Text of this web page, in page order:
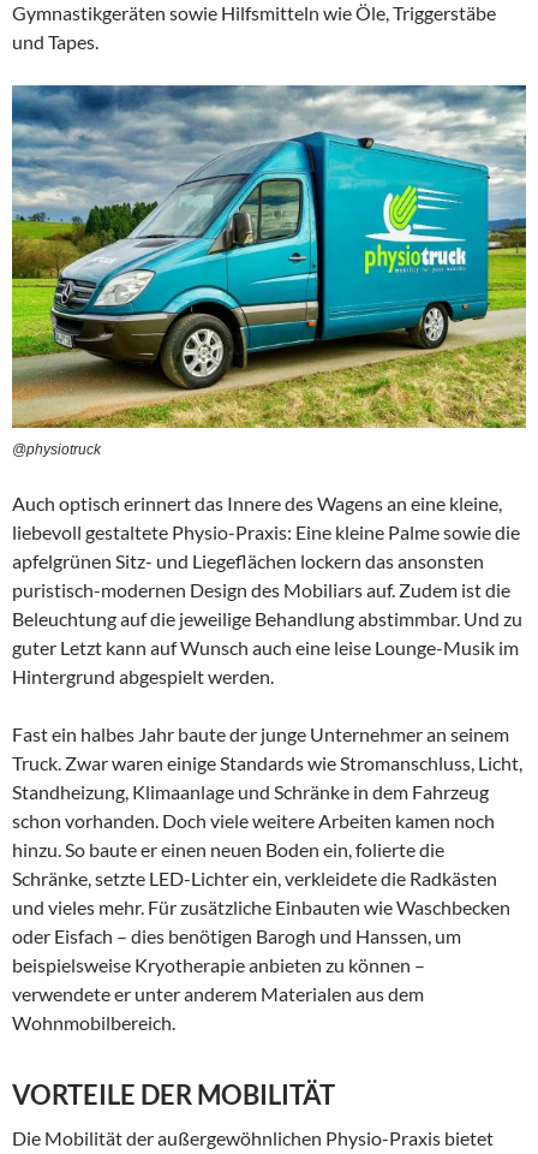
Gymnastikgeräten sowie Hilfsmitteln wie Öle, Triggerstäbe
und Tapes.
@physiotruck
Auch optisch erinnert das Innere des Wagens an eine kleine,
liebevoll gestaltete Physio-Praxis: Eine kleine Palme sowie die
apfelgrünen Sitz- und Liegeflächen lockern das ansonsten
puristisch-modernen Design des Mobiliars auf. Zudem ist die
Beleuchtung auf die jeweilige Behandlung abstimmbar. Und zu
guter Letzt kann auf Wunsch auch eine leise Lounge-Musik im
Hintergrund abgespielt werden.
Fast ein halbes Jahr baute der junge Unternehmer an seinem
Truck. Zwar waren einige Standards wie Stromanschluss, Licht,
Standheizung, Klimaanlage und Schränke in dem Fahrzeug
schon vorhanden. Doch viele weitere Arbeiten kamen noch
hinzu. So baute er einen neuen Boden ein, folierte die
Schränke, setzte LED-Lichter ein, verkleidete die Radkästen
und vieles mehr. Für zusätzliche Einbauten wie Waschbecken
oder Eisfach – dies benötigen Barogh und Hanssen, um
beispielsweise Kryotherapie anbieten zu können –
verwendete er unter anderem Materialen aus dem
Wohnmobilbereich.
VORTEILE DER MOBILITÄT
Die Mobilität der außergewöhnlichen Physio-Praxis bietet